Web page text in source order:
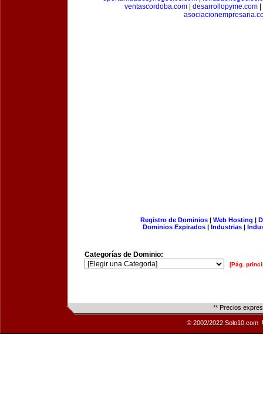
ventascordoba.com| desarrollopyme.com|
Registro de Dominios| Web Hosting |
Dominios Expirados | Industrias |
Categorías de Dominio:
[Pág.
** Precios
© 2002/2022 Solo10.com